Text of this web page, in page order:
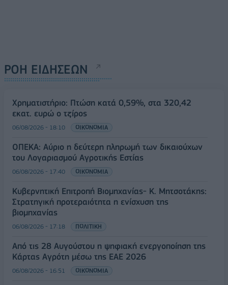
ΡΟΗ ΕΙΔΗΣΕΩΝ
Χρηματιστήριο: Πτώση κατά 0,59%, στα 320,42
εκατ. ευρώ ο τζίρος
06/08/2026 - 18:10 ΟΙΚΟΝΟΜΙΑ
ΟΠΕΚΑ: Αύριο η δεύτερη πληρωμή των δικαιούχων
του Λογαριασμού Αγροτικής Εστίας
06/08/2026 - 17:40 ΟΙΚΟΝΟΜΙΑ
Κυβερνητική Επιτροπή Βιομηχανίας- Κ. Μητσοτάκης:
Στρατηγική προτεραιότητα η ενίσχυση της
βιομηχανίας
06/08/2026 - 17:18 ΠΟΛΙΤΙΚΗ
Από τις 28 Αυγούστου η ψηφιακή ενεργοποίηση της
Κάρτας Αγρότη μέσω της ΕΑΕ 2026
06/08/2026 - 16:51 ΟΙΚΟΝΟΜΙΑ